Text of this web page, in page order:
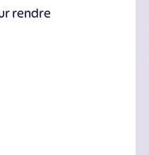
rendre